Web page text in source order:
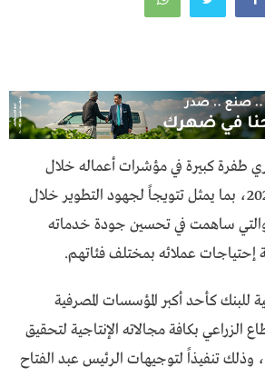
طفرة كبيرة في مؤشرات أعماله خلال
النصف الأول من عام 2023، بما يمثل تتويجاً لجهود التطوير خلال
والتي ساهمت في تحسين جودة خدماته
إحتياجات عملائه بمختلف فئاتهم.
للبنك كأحد أكبر المؤسسات المصرفية
الزراعي بكافة مجالاته الإنتاجية لتحقيق
وذلك تنفيذاً لتوجيهات الرئيس عبد الفتاح